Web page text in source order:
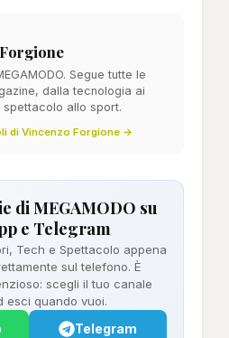
Segue tutte le
dalla tecnologia ai
spettacolo allo sport.
di Vincenzo Forgione →
di MEGAMODO su
e Telegram
Tech e Spettacolo appena
sul telefono. È
scegli il tuo canale
esci quando vuoi.
Telegram